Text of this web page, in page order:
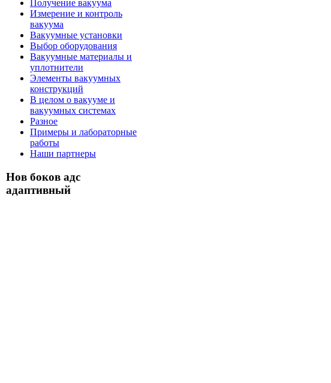
Получение вакуума
Измерение и контроль
вакуума
Вакуумные установки
Выбор оборудования
Вакуумные материалы и
уплотнители
Элементы вакуумных
конструкций
В целом о вакууме и
вакуумных системах
Разное
Примеры и лабораторные
работы
Наши партнеры
Нов боков адс
адаптивный